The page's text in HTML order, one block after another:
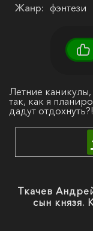
Жанр: фэнтези
Летние
так, как я
дадут отдохнуть?!
Ткачев
сын князя.